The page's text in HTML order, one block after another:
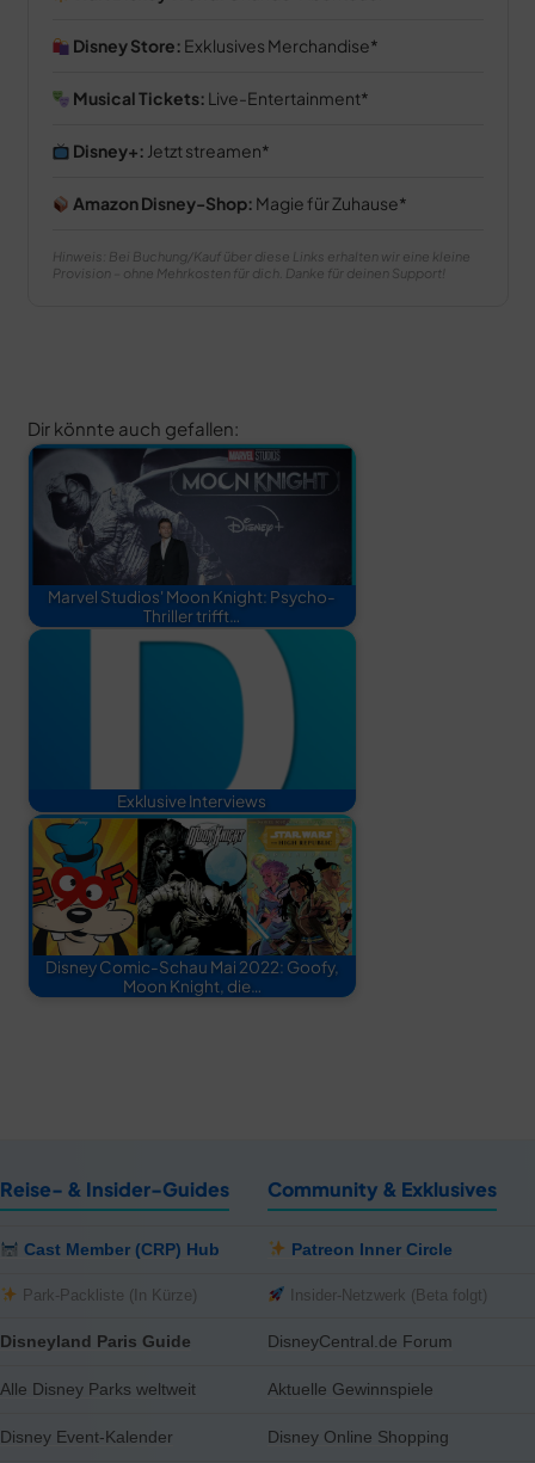
Disney Store: Exklusives Merchandise
Musical Tickets: Live-Entertainment
Disney+: Jetzt streamen
Amazon Disney-Shop: Magie für Zuhause
Hinweis: Bei Buchung/Kauf über diese Links erhalten wir eine kleine
Provision – ohne Mehrkosten für dich. Danke für deinen Support!
Dir könnte auch gefallen:
Marvel Studios' Moon Knight: Psycho-
Thriller trifft…
Exklusive Interviews
Disney Comic-Schau Mai 2022: Goofy,
Moon Knight, die…
Reise- & Insider-Guides
Cast Member (CRP) Hub
Park-Packliste (In Kürze)
Disneyland Paris Guide
Alle Disney Parks weltweit
Disney Event-Kalender
Community & Exklusives
Patreon Inner Circle
Insider-Netzwerk (Beta folgt)
DisneyCentral.de Forum
Aktuelle Gewinnspiele
Disney Online Shopping